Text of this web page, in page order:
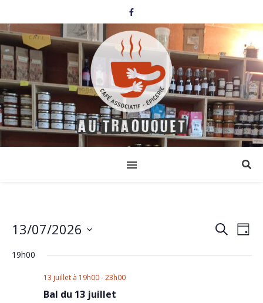
Events
Search
SearchDay
13/07/2026
date.
19h00
13 juillet à 19h00-23h00
Bal du 13 juillet